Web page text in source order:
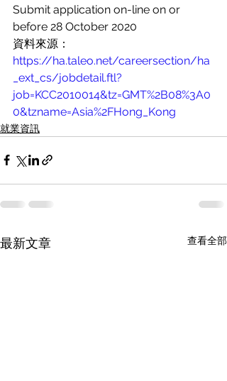
Submit application on-line on or
before 28 October 2020
資料來源：
https://ha.taleo.net/careersection/ha
_ext_cs/jobdetail.ftl?
job=KCC2010014&tz=GMT%2B08%3A0
0&tzname=Asia%2FHong_Kong
就業資訊
最新文章 查看全部